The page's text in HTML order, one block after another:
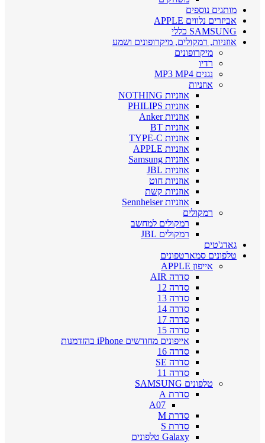
מותגים נוספים
אביזרים נלווים APPLE
SAMSUNG כללי
אוזניות, רמקולים, מיקרופונים ושמע
מיקרופונים
רדיו
נגנים MP3 MP4
אוזניות
אוזניות NOTHING
אוזניות PHILIPS
אוזניות Anker
אוזניות BT
אוזניות TYPE-C
אוזניות APPLE
אוזניות Samsung
אוזניות JBL
אוזניות חוט
אוזניות קשת
אוזניות Sennheiser
רמקולים
רמקולים למחשב
רמקולים JBL
גאדג'טים
טלפונים סמארטפונים
אייפון APPLE
סדרה AIR
סדרה 12
סדרה 13
סדרה 14
סדרה 17
סדרה 15
אייפונים מחודשים iPhone בהזדמנות
סדרה 16
סדרה SE
סדרה 11
טלפונים SAMSUNG
סדרת A
A07
סדרת M
סדרת S
Galaxy טלפונים